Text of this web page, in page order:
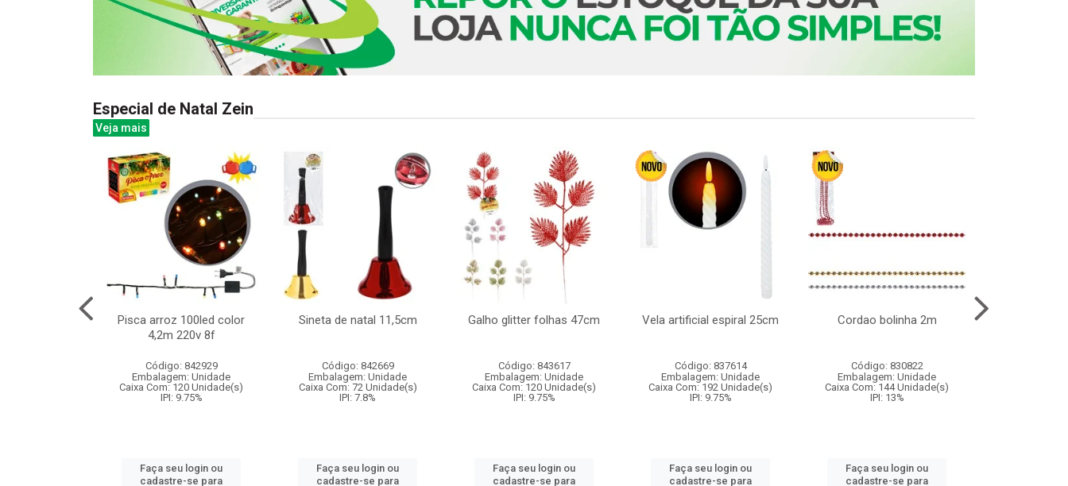
Especial de Natal Zein
Veja mais
Pisca arroz 100led color
4,2m 220v 8f
Código: 842929
Embalagem: Unidade
Caixa Com: 120 Unidade(s)
IPI: 9.75%
Faça seu login ou
cadastre-se para
Sineta de natal 11,5cm
Código: 842669
Embalagem: Unidade
Caixa Com: 72 Unidade(s)
IPI: 7.8%
Faça seu login ou
cadastre-se para
Galho glitter folhas 47cm
Código: 843617
Embalagem: Unidade
Caixa Com: 120 Unidade(s)
IPI: 9.75%
Faça seu login ou
cadastre-se para
Vela artificial espiral 25cm
Código: 837614
Embalagem: Unidade
Caixa Com: 192 Unidade(s)
IPI: 9.75%
Faça seu login ou
cadastre-se para
Cordao bolinha 2m
Código: 830822
Embalagem: Unidade
Caixa Com: 144 Unidade(s)
IPI: 13%
Faça seu login ou
cadastre-se para